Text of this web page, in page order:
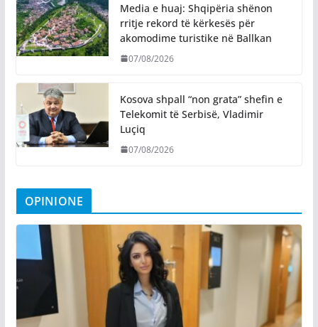
Media e huaj: Shqipëria shënon
rritje rekord të kërkesës për
akomodime turistike në Ballkan
07/08/2026
Kosova shpall “non grata” shefin e
Telekomit të Serbisë, Vladimir
Luçiq
07/08/2026
OPINIONE